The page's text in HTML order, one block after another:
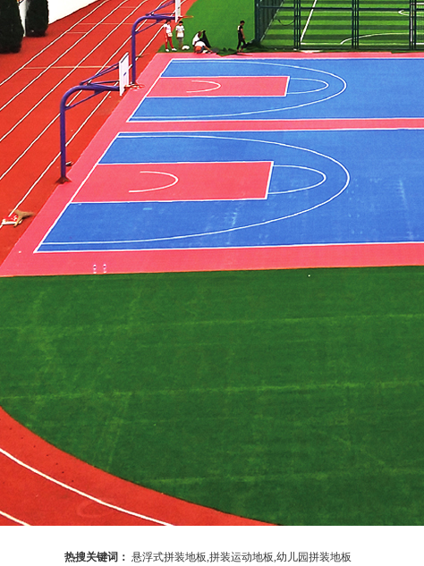
热搜关键词： 悬浮式拼装地板,拼装运动地板,幼儿园拼装地板